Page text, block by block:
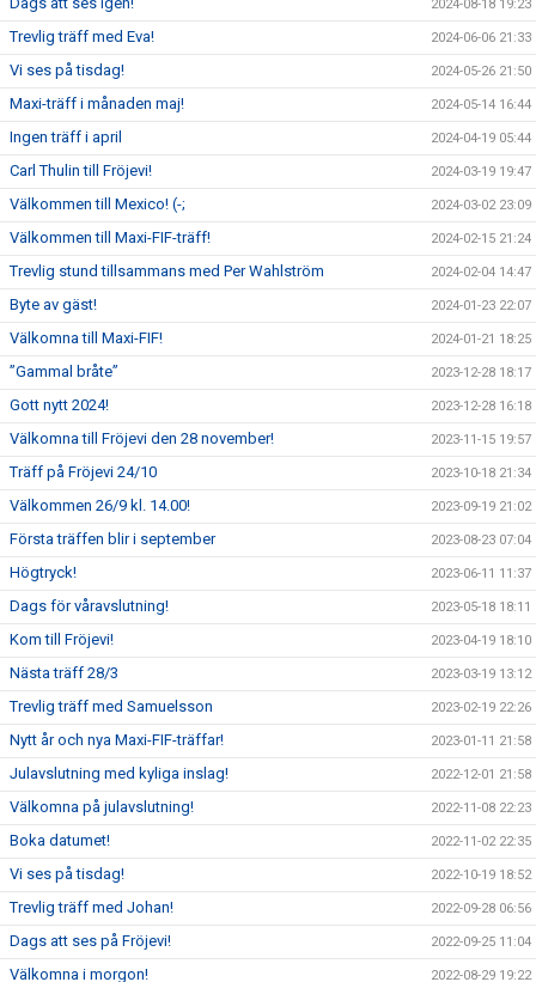
2024-08-18 19:23
Trevlig träff med Eva! 2024-06-06 21:33
Vi ses på tisdag! 2024-05-26 21:50
Maxi-träff i månaden maj! 2024-05-14 16:44
Ingen träff i april 2024-04-19 05:44
Carl Thulin till Fröjevi! 2024-03-19 19:47
Välkommen till Mexico! (-; 2024-03-02 23:09
Välkommen till Maxi-FIF-träff! 2024-02-15 21:24
Trevlig stund tillsammans med Per Wahlström 2024-02-04 14:47
Byte av gäst! 2024-01-23 22:07
Välkomna till Maxi-FIF! 2024-01-21 18:25
”Gammal bråte” 2023-12-28 18:17
Gott nytt 2024! 2023-12-28 16:18
Välkomna till Fröjevi den 28 november! 2023-11-15 19:57
Träff på Fröjevi 24/10 2023-10-18 21:34
Välkommen 26/9 kl. 14.00! 2023-09-19 21:02
Första träffen blir i september 2023-08-23 07:04
Högtryck! 2023-06-11 11:37
Dags för våravslutning! 2023-05-18 18:11
Kom till Fröjevi! 2023-04-19 18:10
Nästa träff 28/3 2023-03-19 13:12
Trevlig träff med Samuelsson 2023-02-19 22:26
Nytt år och nya Maxi-FIF-träffar! 2023-01-11 21:58
Julavslutning med kyliga inslag! 2022-12-01 21:58
Välkomna på julavslutning! 2022-11-08 22:23
Boka datumet! 2022-11-02 22:35
Vi ses på tisdag! 2022-10-19 18:52
Trevlig träff med Johan! 2022-09-28 06:56
Dags att ses på Fröjevi! 2022-09-25 11:04
Välkomna i morgon! 2022-08-29 19:22